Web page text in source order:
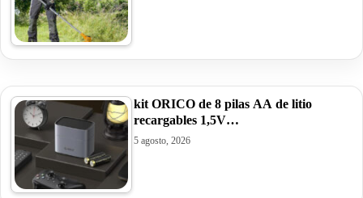
kit ORICO de 8 pilas AA de litio
recargables 1,5V…
5 agosto, 2026